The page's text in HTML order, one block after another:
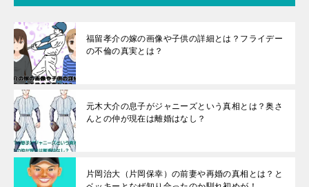
福留孝介の嫁の画像や子供の詳細とは？フライデー
の不倫の真実とは？
元木大介の息子がジャニーズという真相とは？奥さ
んとの仲が現在は離婚はなし？
片岡治大（片岡保幸）の前妻や再婚の真相とは？と